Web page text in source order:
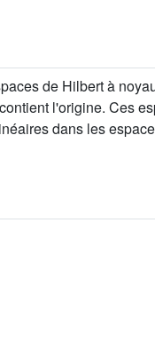
de Hilbert à
l'origine. Ces
dans les